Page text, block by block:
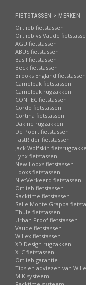
FIETSTASSEN > MERKEN
Ortlieb fietstassen
Ortlieb vs Vaude
AGU fietstassen
ABUS fietstassen
Basil fietstassen
Beck fietstassen
Brooks England fietstassen
Camelbak fietstassen
Camelbak rugzakken
CONTEC fietstassen
Cordo fietstassen
Cortina fietstassen
Dakine rugzakken
De Poort fietstassen
FastRider fietstassen
Jack Wolfskin
Lynx fietstassen
New Looxs fietstassen
Looxs fietstassen
NietVerkeerd fietstassen
Ortlieb fietstassen
Racktime fietstassen
Selle Monte Grappa
Thule fietstassen
Urban Proof fietstassen
Vaude fietstassen
Willex fietstassen
XD Design rugzakken
XLC fietstassen
Ortlieb garantie
Tips en adviezen van
MIK systeem